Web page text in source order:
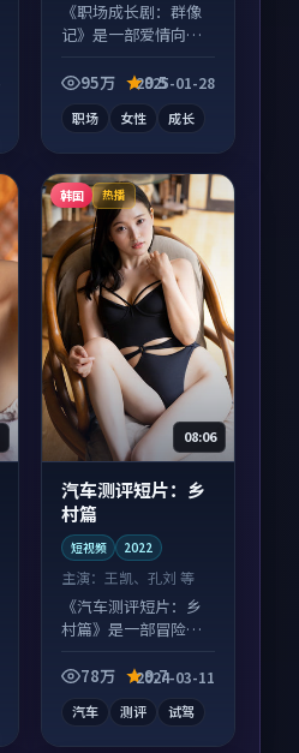
《职场成长剧：群像
记》是一部爱情向电
端观看，细节更丰
95万 9.5
2025-01-28
职场 女性 成长
韩国 热播
08:06
汽车测评短片：乡
村篇
短视频 2022
主演： 王凯、孔刘 等
《汽车测评短片：乡
村篇》是一部冒险向
蛋别错过，字幕区常
78万 9.7
2024-03-11
汽车 测评 试驾